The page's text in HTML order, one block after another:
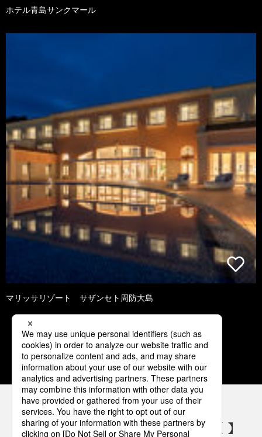
ホテル青島サンクマール
マリッサリゾート サザンセト周防大島
1 2 3 4 5
パナソニックの電気設備 SNSアカウント